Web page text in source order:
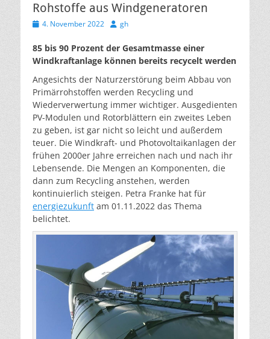
Rohstoffe aus Windgeneratoren
Veröffentlicht
4. November 2022 Autor
gh
85 bis 90 Prozent der Gesamtmasse einer
Windkraftanlage können bereits recycelt werden
Angesichts der Naturzerstörung beim Abbau von
Primärrohstoffen werden Recycling und
Wiederverwertung immer wichtiger. Ausgedienten
PV-Modulen und Rotorblättern ein zweites Leben
zu geben, ist gar nicht so leicht und außerdem
teuer. Die Windkraft- und Photovoltaikanlagen der
frühen 2000er Jahre erreichen nach und nach ihr
Lebensende. Die Mengen an Komponenten, die
dann zum Recycling anstehen, werden
kontinuierlich steigen. Petra Franke hat für
energiezukunft am 01.11.2022 das Thema
belichtet.